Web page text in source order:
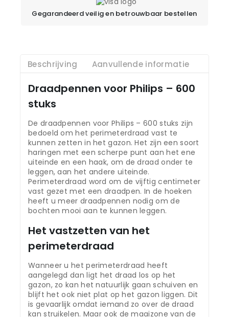
Gegarandeerd veilig en betrouwbaar bestellen
Beschrijving Aanvullende informatie
Draadpennen voor Philips – 600
stuks
De draadpennen voor Philips – 600 stuks zijn
bedoeld om het perimeterdraad vast te
kunnen zetten in het gazon. Het zijn een soort
haringen met een scherpe punt aan het ene
uiteinde en een haak, om de draad onder te
leggen, aan het andere uiteinde.
Perimeterdraad word om de vijftig centimeter
vast gezet met een draadpen. In de hoeken
heeft u meer draadpennen nodig om de
bochten mooi aan te kunnen leggen.
Het vastzetten van het
perimeterdraad
Wanneer u het perimeterdraad heeft
aangelegd dan ligt het draad los op het
gazon, zo kan het natuurlijk gaan schuiven en
blijft het ook niet plat op het gazon liggen. Dit
is gevaarlijk omdat iemand zo over de draad
kan struikelen. Maar ook de maaizone van de